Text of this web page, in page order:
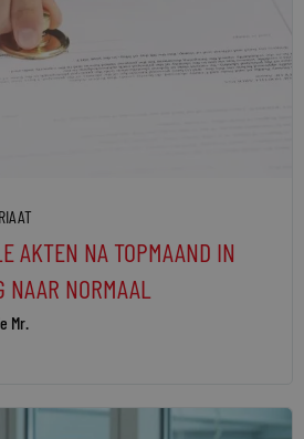
AKTEN NA TOPMAAND IN
NORMAAL
Mr.